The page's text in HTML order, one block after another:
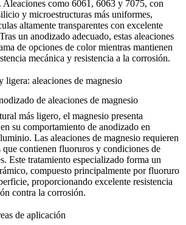
Aleaciones como 6061, 6063 y 7075, con
y microestructuras más uniformes,
altamente transparentes con excelente
un anodizado adecuado, estas aleaciones
de opciones de color mientras mantienen
mecánica y resistencia a la corrosión.
ligera: aleaciones de magnesio
de aleaciones de magnesio
más ligero, el magnesio presenta
su comportamiento de anodizado en
Las aleaciones de magnesio requieren
que contienen fluoruros y condiciones de
Este tratamiento especializado forma un
compuesto principalmente por fluoruro
proporcionando excelente resistencia
contra la corrosión.
de aplicación